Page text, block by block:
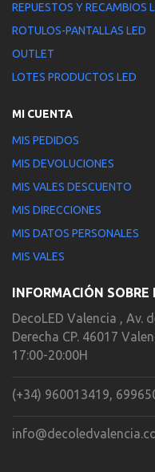
REPUESTOS Y RECAMBIOS
ROTULOS-PANTALLAS LED
OUTLET
LOTES PRODUCTOS LED
MI CUENTA
MIS PEDIDOS
MIS DEVOLUCIONES
MIS VALES DESCUENTO
MIS DIRECCIONES
MIS DATOS PERSONALES
MIS VALES
INFORMACIÓN
DecoLED Valencia , Av.
Derecha CP. 46017
17:00-20:00H
(+34) 960013419,